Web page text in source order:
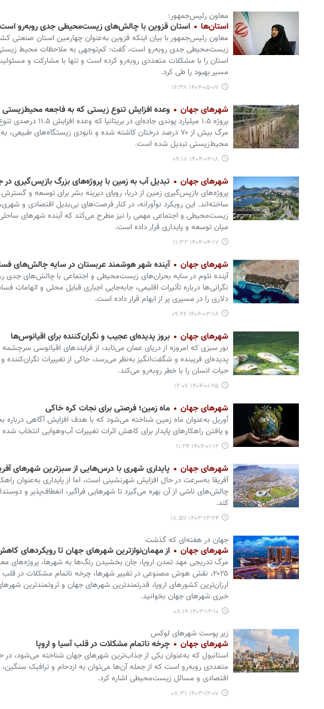
معاون رئیس‌جمهور:
استان‌ها استان قزوین با چالش‌های زیست‌محیطی جدی روبه‌رو است
معاون رئیس‌جمهور با بیان اینکه قزوین به‌عنوان چهارمین استان صنعتی
زیست‌محیطی جدی روبه‌رو است، گفت: کم‌توجهی به ملاحظات محیط
استان را با مشکلات متعددی روبه‌رو کرده است و تنها با مشارکت و
مسیر بهبود را طی کرد.
۱۴۰۴-۰۵-۰۷ ۱۶:۳۸
شهرهای جهان وعده افزایش تنوع زیستی که به فاجعه
پروژه ۱.۵ میلیارد پوندی جاده‌ای
مرگ بیش از ۷۰ درصد درختان کاشته شده و نابودی زیستگاه‌های
محیط‌زیستی تبدیل شده است.
۱۴۰۴-۰۴-۱۸ ۰۹:۱۸
شهرهای جهان تبدیل آب به زمین با پروژه‌های بزرگ بازپس‌گیری در
پروژه‌های بازپس‌گیری زمین از دریا، رویای دیرینه بشر برای توسعه و
ساخته‌اند. این رویکرد نوآورانه، در کنار فرصت‌های بی‌بدیل اقتصادی و
زیست‌محیطی و اجتماعی مهمی را نیز مطرح می‌کند که آینده شهرهای
میان توسعه و پایداری قرار داده است.
۱۴۰۴-۰۴-۱۷ ۱۱:۳۲
شهرهای جهان آینده شهر هوشمند عربستان در سایه چالش‌های
آینده نئوم در سایه بحران‌های زیست‌محیطی و اجتماعی با چالش‌های جدی
نگرانی‌ها درباره تأثیرات اقلیمی، جابه‌جایی اجباری قبایل محلی و اتهامات
دلاری را در مسیری پر از ابهام قرار داده است.
۱۴۰۴-۰۳-۱۸ ۰۹:۴۶
شهرهای جهان بروز پدیده‌ای عجیب و نگران‌کننده برای اقیانوس‌ها
نور سبزی که امروزه از دریای عمان می‌تابد، از فرایندهای اقیانوسی
پدیده‌ای فریبنده و شگفت‌انگیز به‌نظر می‌رسد، حاکی از تغییرات
حیات انسان را با خطر روبه‌رو می‌کند.
۱۴۰۴-۰۱-۲۵ ۱۲:۰۷
شهرهای جهان ماه زمین؛ فرصتی برای نجات کره خاکی
آوریل به‌عنوان ماه زمین شناخته می‌شود که با هدف افزایش آگاهی
و یافتن راهکارهای پایدار برای کاهش اثرات تغییرات آب‌وهوایی انتخاب
۱۴۰۴-۰۱-۱۲ ۱۱:۲۴
شهرهای جهان پایداری شهری با درس‌هایی از سبزترین شهرهای
آفریقا به‌سرعت در حال افزایش شهرنشینی است، اما از پایداری به‌عنوان
چالش‌های ناشی از آن بهره می‌گیرد تا شهرهایی فراگیر، انعطاف‌پذیر و
کند.
۱۴۰۳-۱۲-۲۴ ۱۸:۵۷
جهان در هفته‌ای که گذشت
شهرهای جهان از مهمان‌نوازترین شهرهای جهان تا رویکردهای
مرگ تدریجی مهد تمدن اروپا، جان‌ بخشیدن رنگ‌ها به شهرها، پروژه‌های
۲۰۲۵، نقش هوش مصنوعی در تغییر شهرها، چرخه ناتمام مشکلات در قلب
ارزان‌ترین کشورهای اروپا، قدرتمندترین شهرهای جهان و ثروتمندترین
خبری شهرهای جهان بخوانید.
۱۴۰۳-۱۲-۱۰ ۰۸:۱۹
زیر پوست شهرهای لوکس
شهرهای جهان چرخه ناتمام مشکلات در قلب آسیا و اروپا
استانبول که به‌عنوان یکی از جذاب‌ترین شهرهای جهان شناخته می‌شود،
متعددی روبه‌رو است که از جمله آن‌ها می‌توان به ازدحام و ترافیک سنگین،
اقتصادی و مسائل زیست‌محیطی اشاره کرد.
۱۴۰۳-۱۲-۰۷ ۰۸:۳۱